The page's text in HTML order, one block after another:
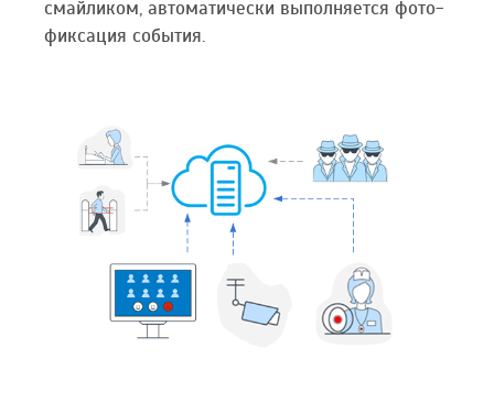
смайликом, автоматически выполняется фото-
фиксация события.